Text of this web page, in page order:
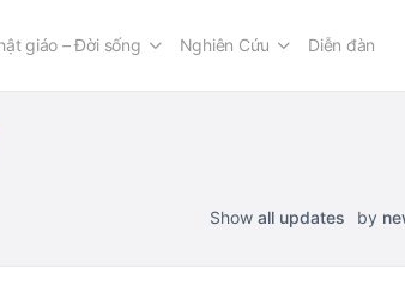
giáo – Đời sống Nghiên Cứu Diễn đàn
Show all updates by